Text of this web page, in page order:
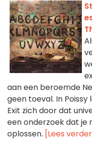
aan een beroemde
geen toeval. In
Exit zich door dat
een onderzoek dat
oplossen. [Lees